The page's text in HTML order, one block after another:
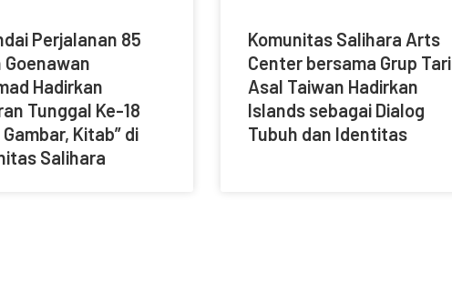
Perjalanan 85
Goenawan
Hadirkan
Tunggal Ke-18
Gambar, Kitab” di
Salihara
Komunitas Salihara Arts
Center bersama Grup Tari
Asal Taiwan Hadirkan
Islands sebagai Dialog
Tubuh dan Identitas